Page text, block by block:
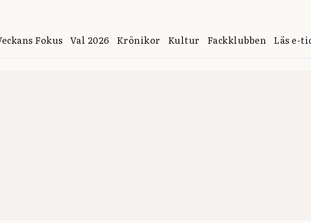
Fokus Val 2026 Krönikor Kultur Fackklubben Läs e-